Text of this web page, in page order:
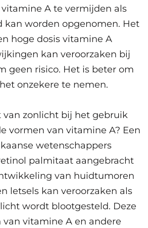
A te vermijden als
kan worden opgenomen. Het
hoge dosis vitamine A
kan veroorzaken bij
geen risico. Het is beter om
onzekere te nemen.
van zonlicht bij het gebruik
vormen van vitamine A? Een
wetenschappers
palmitaat aangebracht
van huidtumoren
letsels kan veroorzaken als
wordt blootgesteld. Deze
vitamine A en andere